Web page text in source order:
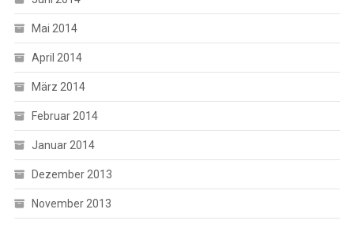
Mai 2014
April 2014
März 2014
Februar 2014
Januar 2014
Dezember 2013
November 2013